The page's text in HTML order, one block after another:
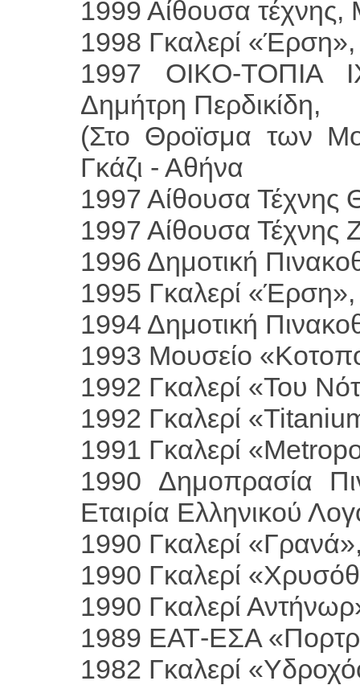
1999 Αίθουσα τέχνης,
1998 Γκαλερί
1997 ΟΙΚΟ-ΤΟΠΙΑ
Δημήτρη Περδικίδη,
(Στο Θρoϊσμα των
Γκάζι - Αθήνα
1997 Αίθουσα Τέχνης
1997 Αίθουσα Τέχνης
1996 Δημοτική
1995 Γκαλερί
1994 Δημοτική
1993 Μουσείο
1992 Γκαλερί «Του
1992 Γκαλερί
1991 Γκαλερί
1990 Δημοπρασία
Εταιρία Ελληνικού
1990 Γκαλερί
1990 Γκαλερί
1990 Γκαλερί
1989 ΕΑΤ-ΕΣΑ
1982 Γκαλερί